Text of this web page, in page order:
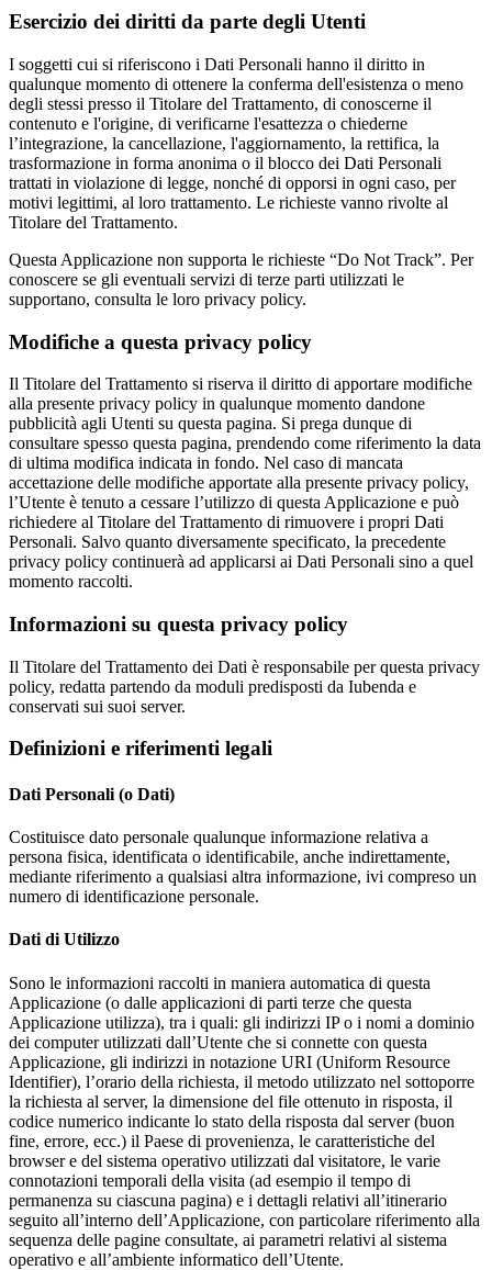
Esercizio dei diritti da parte degli Utenti
I soggetti cui si riferiscono i Dati Personali hanno il diritto in
qualunque momento di ottenere la conferma dell'esistenza o meno
degli stessi presso il Titolare del Trattamento, di conoscerne il
contenuto e l'origine, di verificarne l'esattezza o chiederne
l’integrazione, la cancellazione, l'aggiornamento, la rettifica, la
trasformazione in forma anonima o il blocco dei Dati Personali
trattati in violazione di legge, nonché di opporsi in ogni caso, per
motivi legittimi, al loro trattamento. Le richieste vanno rivolte al
Titolare del Trattamento.
Questa Applicazione non supporta le richieste “Do Not Track”. Per
conoscere se gli eventuali servizi di terze parti utilizzati le
supportano, consulta le loro privacy policy.
Modifiche a questa privacy policy
Il Titolare del Trattamento si riserva il diritto di apportare modifiche
alla presente privacy policy in qualunque momento dandone
pubblicità agli Utenti su questa pagina. Si prega dunque di
consultare spesso questa pagina, prendendo come riferimento la data
di ultima modifica indicata in fondo. Nel caso di mancata
accettazione delle modifiche apportate alla presente privacy policy,
l’Utente è tenuto a cessare l’utilizzo di questa Applicazione e può
richiedere al Titolare del Trattamento di rimuovere i propri Dati
Personali. Salvo quanto diversamente specificato, la precedente
privacy policy continuerà ad applicarsi ai Dati Personali sino a quel
momento raccolti.
Informazioni su questa privacy policy
Il Titolare del Trattamento dei Dati è responsabile per questa privacy
policy, redatta partendo da moduli predisposti da Iubenda e
conservati sui suoi server.
Definizioni e riferimenti legali
Dati Personali (o Dati)
Costituisce dato personale qualunque informazione relativa a
persona fisica, identificata o identificabile, anche indirettamente,
mediante riferimento a qualsiasi altra informazione, ivi compreso un
numero di identificazione personale.
Dati di Utilizzo
Sono le informazioni raccolti in maniera automatica di questa
Applicazione (o dalle applicazioni di parti terze che questa
Applicazione utilizza), tra i quali: gli indirizzi IP o i nomi a dominio
dei computer utilizzati dall’Utente che si connette con questa
Applicazione, gli indirizzi in notazione URI (Uniform Resource
Identifier), l’orario della richiesta, il metodo utilizzato nel sottoporre
la richiesta al server, la dimensione del file ottenuto in risposta, il
codice numerico indicante lo stato della risposta dal server (buon
fine, errore, ecc.) il Paese di provenienza, le caratteristiche del
browser e del sistema operativo utilizzati dal visitatore, le varie
connotazioni temporali della visita (ad esempio il tempo di
permanenza su ciascuna pagina) e i dettagli relativi all’itinerario
seguito all’interno dell’Applicazione, con particolare riferimento alla
sequenza delle pagine consultate, ai parametri relativi al sistema
operativo e all’ambiente informatico dell’Utente.